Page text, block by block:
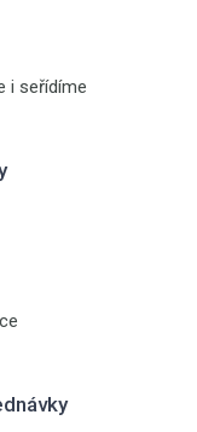
i seřídíme